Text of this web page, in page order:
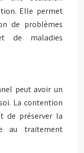
Elle permet
de problèmes
de maladies
peut avoir un
La contention
de préserver la
au traitement